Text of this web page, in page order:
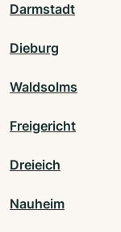
Darmstadt
Dieburg
Waldsolms
Freigericht
Dreieich
Nauheim